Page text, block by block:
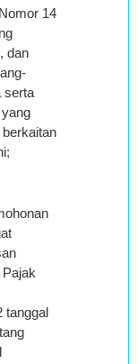
14
dan
serta
tanggal